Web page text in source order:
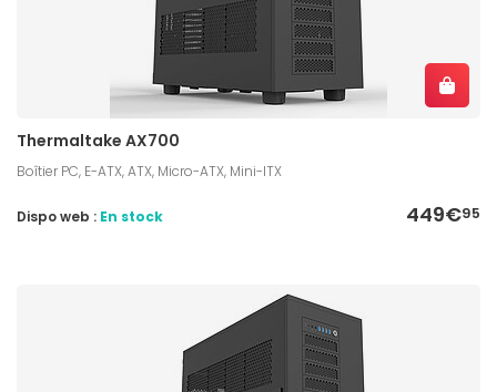
Thermaltake AX700
Boîtier PC, E-ATX, ATX, Micro-ATX, Mini-ITX
449€95
Dispo web : En stock